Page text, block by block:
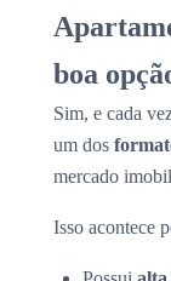
boa
Sim, e cada
um dos
mercado
Isso acontece